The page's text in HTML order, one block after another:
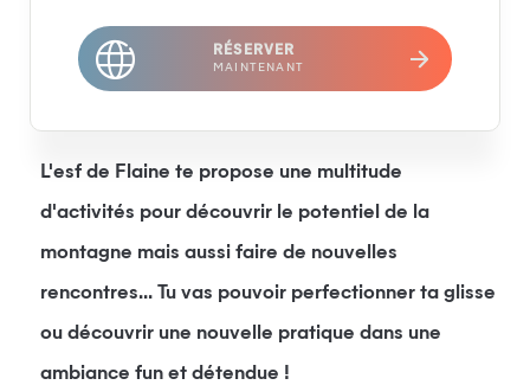
L'esf de Flaine te propose une multitude
d'activités pour découvrir le potentiel de la
montagne mais aussi faire de nouvelles
rencontres... Tu vas pouvoir perfectionner ta glisse
ou découvrir une nouvelle pratique dans une
ambiance fun et détendue !
RÉSERVER
MAINTENANT